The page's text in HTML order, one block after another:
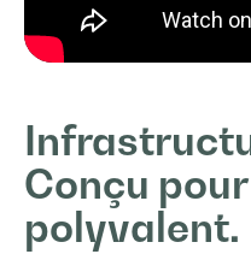
Conçu
polyvalent.